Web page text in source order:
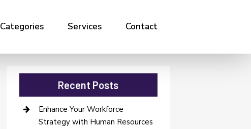
Categories Services Contact
Recent Posts
Enhance Your Workforce
Strategy with Human Resources